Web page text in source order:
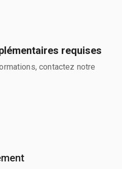
requises
contactez notre